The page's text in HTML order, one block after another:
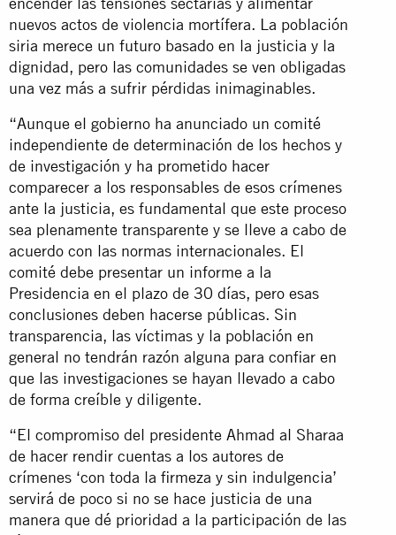
nuevos actos de violencia mortífera. La población
siria merece un futuro basado en la justicia y la
dignidad, pero las comunidades se ven obligadas
una vez más a sufrir pérdidas inimaginables.
“Aunque el gobierno ha anunciado un comité
independiente de determinación de los hechos y
de investigación y ha prometido hacer
comparecer a los responsables de esos crímenes
ante la justicia, es fundamental que este proceso
sea plenamente transparente y se lleve a cabo de
acuerdo con las normas internacionales. El
comité debe presentar un informe a la
Presidencia en el plazo de 30 días, pero esas
conclusiones deben hacerse públicas. Sin
transparencia, las víctimas y la población en
general no tendrán razón alguna para confiar en
que las investigaciones se hayan llevado a cabo
de forma creíble y diligente.
“El compromiso del presidente Ahmad al Sharaa
de hacer rendir cuentas a los autores de
crímenes ‘con toda la firmeza y sin indulgencia’
servirá de poco si no se hace justicia de una
manera que dé prioridad a la participación de las